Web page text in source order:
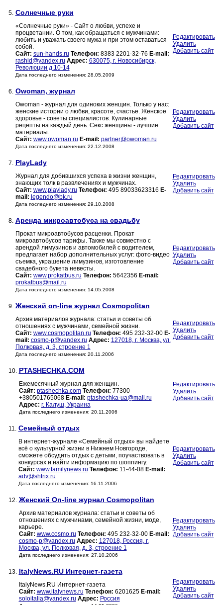
5. Солнечные руки
«Солнечные руки» - Сайт о любви, успехе и
процветании. О том, как обращаться с мужчинами:
любить и уважать своего мужа и при этом оставаться
собой.
Сайт: sun-hands.ru Телефон: 8383 2201-32-76 E-mail:
rashid@yandex.ru Адрес: 630075, г. Новосибирск,
Революции д.10-14
Дата последнего изменения: 28.05.2009
Редактировать
Удалить
Добавить сайт
6. Owoman, журнал
Owoman - журнал для одиноких женщин. Только у нас:
женские истории о любви, красоте, счастье. Женское
здоровье - советы специалистов. Кулинарные
рецепты на каждый день. Секс женщины - лучшие
материалы.
Сайт: www.owoman.ru E-mail: partner@owoman.ru
Дата последнего изменения: 22.12.2008
Редактировать
Удалить
Добавить сайт
7. PlayLady
Журнал для добившихся успеха в жизни женщин,
знающих толк в развлечениях и мужчинах.
Сайт: www.playlady.ru Телефон: 495 89033623316 E-
mail: legendo@bk.ru
Дата последнего изменения: 29.10.2008
Редактировать
Удалить
Добавить сайт
8. Аренда микроавтобуса на свадьбу
Прокат микроавтобусов расценки. Прокат
микроавтобусов тарифы. Также мы совместно с
арендой лимузинов и автомобилей с водителем,
предлагает набор дополнительных услуг: фото-видео
съемка, украшение лимузинов, изготовление
свадебного букета невесты.
Сайт: www.prokatbus.ru Телефон: 5642356 E-mail:
prokatbus@mail.ru
Дата последнего изменения: 14.05.2008
Редактировать
Удалить
Добавить сайт
9. Женский on-line журнал Cosmopolitan
Архив материалов журнала: статьи и советы об
отношениях с мужчинами, семейной жизни.
Сайт: www.cosmopolitan.ru Телефон: 495 232-32-00 E-
mail: cosmo-p@yandex.ru Адрес: 127018, г. Москва, ул.
Полковая, д. 3, строение 1
Дата последнего изменения: 20.11.2006
Редактировать
Удалить
Добавить сайт
10. PTASHECHKA.COM
Ежемесячный журнал для женщин.
Сайт: ptashechka.com Телефон: 77300
+380501765068 E-mail: ptashechka-ua@mail.ru
Адрес: г. Калуш, Украина
Дата последнего изменения: 20.11.2006
Редактировать
Удалить
Добавить сайт
11. Семейный отдых
В интернет-журнале «Семейный отдых» вы найдете
всё о культурной жизни в Нижнем Новгороде,
сможете обсудить отдых с детьми, поучаствовать в
конкурсах и найти информацию по шоппингу.
Сайт: www.familynews.ru Телефон: 11-44-08 E-mail:
adv@shtrix.ru
Дата последнего изменения: 16.11.2006
Редактировать
Удалить
Добавить сайт
12. Женский On-line журнал Cosmopolitan
Архив материалов журнала: статьи и советы об
отношениях с мужчинами, семейной жизни, моде,
карьере.
Сайт: www.cosmo.ru Телефон: 495 232-32-00 E-mail:
cosmo-p@yandex.ru Адрес: 127018, Россия, г.
Москва, ул. Полковая, д. 3, строение 1
Дата последнего изменения: 27.10.2006
Редактировать
Удалить
Добавить сайт
13. ItalyNews.RU Интернет-газета
ItalyNews.RU Интернет-газета
Сайт: www.italynews.ru Телефон: 6201625 E-mail:
soloitalia@yandex.ru Адрес: Россия
Редактировать
Удалить
Добавить сайт